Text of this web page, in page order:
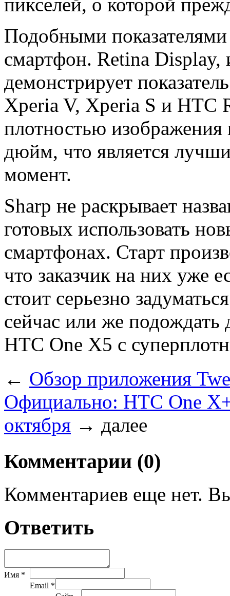
Подобными
смартфон. Retina Display,
демонстрирует
Xperia V, Xperia S и HTC
плотностью
дюйм, что является
момент.
Sharp не раскрывает
готовых использовать
смартфонах. Старт
что заказчик на них уже
стоит серьезно
сейчас или же
HTC One X5 с
← Обзор приложения
Официально: HTC One
октября → далее
Комментарии (0)
Комментариев еще нет.
Ответить
Имя *
Email *